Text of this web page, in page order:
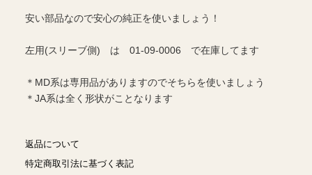
安い部品なので安心の純正を使いましょう！
左用(スリーブ側) は 01-09-0006 で在庫してます
＊MD系は専用品がありますのでそちらを使いましょう
＊JA系は全く形状がことなります
返品について
特定商取引法に基づく表記